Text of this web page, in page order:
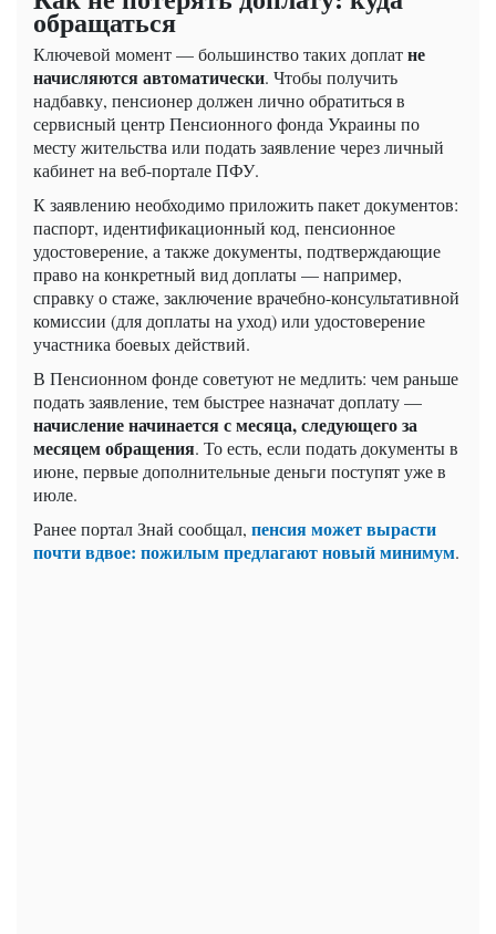
обращаться
Ключевой момент — большинство таких доплатне
начисляются автоматически. Чтобы получить
надбавку, пенсионер должен лично обратиться в
сервисный центр Пенсионного фонда Украины по
месту жительства или подать заявление через личный
кабинет на веб-портале ПФУ.
К заявлению необходимо приложить пакет документов:
паспорт, идентификационный код, пенсионное
удостоверение, а также документы, подтверждающие
право на конкретный вид доплаты — например,
справку о стаже, заключение врачебно-консультативной
комиссии (для доплаты на уход) или удостоверение
участника боевых действий.
В Пенсионном фонде советуют не медлить: чем раньше
подать заявление, тем быстрее назначат доплату —
начисление начинается с месяца, следующего за
месяцем обращения. То есть, если подать документы в
июне, первые дополнительные деньги поступят уже в
июле.
Ранее портал Знай сообщал, пенсия может вырасти
почти вдвое: пожилым предлагают новый минимум.